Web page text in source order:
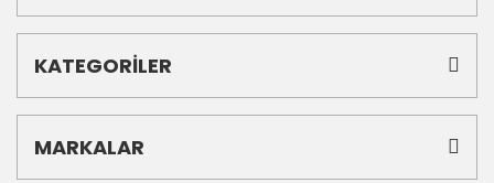
KATEGORİLER
MARKALAR